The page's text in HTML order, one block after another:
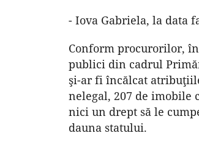
- Iova Gabriela, la data
Conform procurorilor,
publici din cadrul
şi-ar fi încălcat
nelegal, 207 de imobile
nici un drept să le
dauna statului.